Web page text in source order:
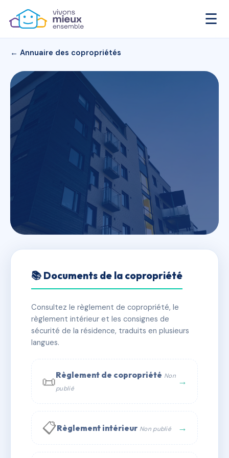
☰
← Annuaire des copropriétés
Cœur de ville
✓ Immatriculée 🏠 16 lots 🏗 1 bâtiment(s)
📞 Contacter Syndic Digital
📚 Documents de la copropriété
Consultez le règlement de copropriété, le
règlement intérieur et les consignes de
sécurité de la résidence, traduits en plusieurs
langues.
📜Règlement de copropriété Non
publié
→
📋Règlement intérieur Non publié →